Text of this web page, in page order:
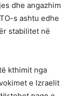
dhe angazhim
s ashtu edhe
stabilitet në
kthimit nga
e Izraelit